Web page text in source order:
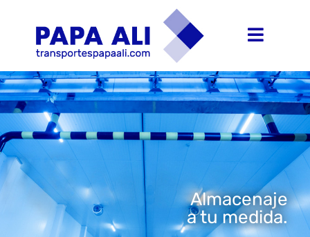
Almacenaje
a tu medida.